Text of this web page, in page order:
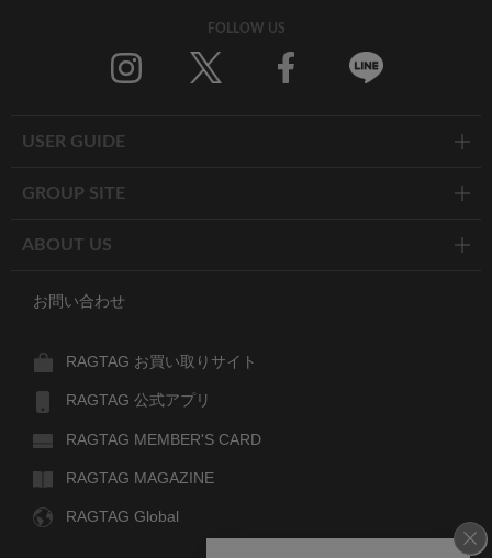
FOLLOW US
USER GUIDE
GROUP SITE
ABOUT US
お問い合わせ
RAGTAG お買い取りサイト
RAGTAG 公式アプリ
RAGTAG MEMBER'S CARD
RAGTAG MAGAZINE
RAGTAG Global